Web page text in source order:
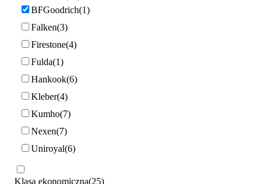
BFGoodrich 1
Falken 3
Firestone 4
Fulda 1
Hankook 6
Kleber 4
Kumho 7
Nexen 7
Uniroyal 6
Klasa ekonomiczna 25